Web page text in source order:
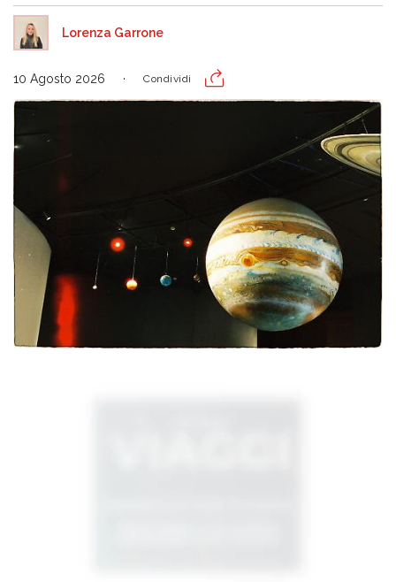
Lorenza Garrone
10 Agosto 2026 Condividi